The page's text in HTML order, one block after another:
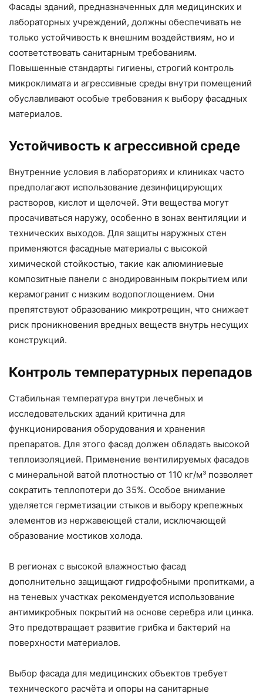
Фасады зданий, предназначенных для медицинских и
лабораторных учреждений, должны обеспечивать не
только устойчивость к внешним воздействиям, но и
соответствовать санитарным требованиям.
Повышенные стандарты гигиены, строгий контроль
микроклимата и агрессивные среды внутри помещений
обуславливают особые требования к выбору фасадных
материалов.
Устойчивость к агрессивной среде
Внутренние условия в лабораториях и клиниках часто
предполагают использование дезинфицирующих
растворов, кислот и щелочей. Эти вещества могут
просачиваться наружу, особенно в зонах вентиляции и
технических выходов. Для защиты наружных стен
применяются фасадные материалы с высокой
химической стойкостью, такие как алюминиевые
композитные панели с анодированным покрытием или
керамогранит с низким водопоглощением. Они
препятствуют образованию микротрещин, что снижает
риск проникновения вредных веществ внутрь несущих
конструкций.
Контроль температурных перепадов
Стабильная температура внутри лечебных и
исследовательских зданий критична для
функционирования оборудования и хранения
препаратов. Для этого фасад должен обладать высокой
теплоизоляцией. Применение вентилируемых фасадов
с минеральной ватой плотностью от 110 кг/м³ позволяет
сократить теплопотери до 35%. Особое внимание
уделяется герметизации стыков и выбору крепежных
элементов из нержавеющей стали, исключающей
образование мостиков холода.
В регионах с высокой влажностью фасад
дополнительно защищают гидрофобными пропитками, а
на теневых участках рекомендуется использование
антимикробных покрытий на основе серебра или цинка.
Это предотвращает развитие грибка и бактерий на
поверхности материалов.
Выбор фасада для медицинских объектов требует
технического расчёта и опоры на санитарные